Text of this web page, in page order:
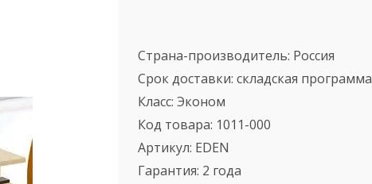
Страна-производитель: Россия
Срок доставки: складская программа
Класс: Эконом
Код товара: 1011-000
Артикул: EDEN
Гарантия: 2 года